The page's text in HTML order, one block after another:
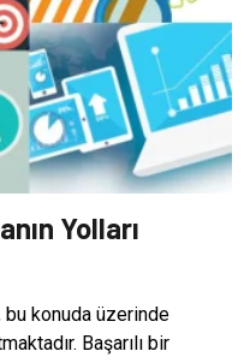
Yolları
bu konuda üzerinde
Başarılı bir